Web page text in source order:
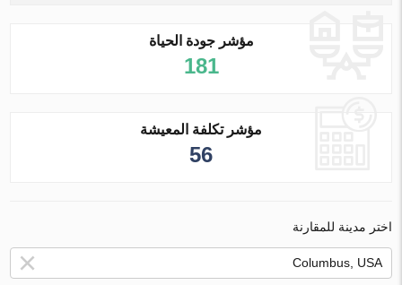
مؤشر جودة الحياة
181
مؤشر تكلفة المعيشة
56
اختر مدينة للمقارنة